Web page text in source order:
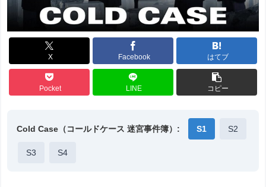
X Facebook はてブ
Pocket LINE コピー
Cold Case（コールドケース 迷宮事件簿）: S1 S2
S3 S4